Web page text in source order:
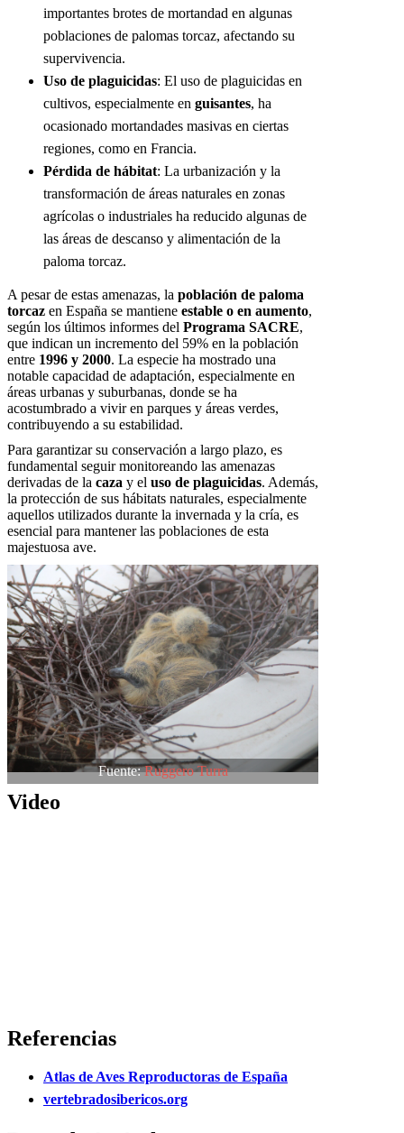
importantes brotes de mortandad en algunas
poblaciones de palomas torcaz, afectando su
supervivencia.
Uso de plaguicidas: El uso de plaguicidas en
cultivos, especialmente en guisantes, ha
ocasionado mortandades masivas en ciertas
regiones, como en Francia.
Pérdida de hábitat: La urbanización y la
transformación de áreas naturales en zonas
agrícolas o industriales ha reducido algunas de
las áreas de descanso y alimentación de la
paloma torcaz.
A pesar de estas amenazas, la población de paloma
torcaz en España se mantiene estable o en aumento,
según los últimos informes del Programa SACRE,
que indican un incremento del 59% en la población
entre 1996 y 2000. La especie ha mostrado una
notable capacidad de adaptación, especialmente en
áreas urbanas y suburbanas, donde se ha
acostumbrado a vivir en parques y áreas verdes,
contribuyendo a su estabilidad.
Para garantizar su conservación a largo plazo, es
fundamental seguir monitoreando las amenazas
derivadas de la caza y el uso de plaguicidas. Además,
la protección de sus hábitats naturales, especialmente
aquellos utilizados durante la invernada y la cría, es
esencial para mantener las poblaciones de esta
majestuosa ave.
Fuente:Ruggero Turra
Video
Referencias
Atlas de Aves Reproductoras de España
vertebradosibericos.org